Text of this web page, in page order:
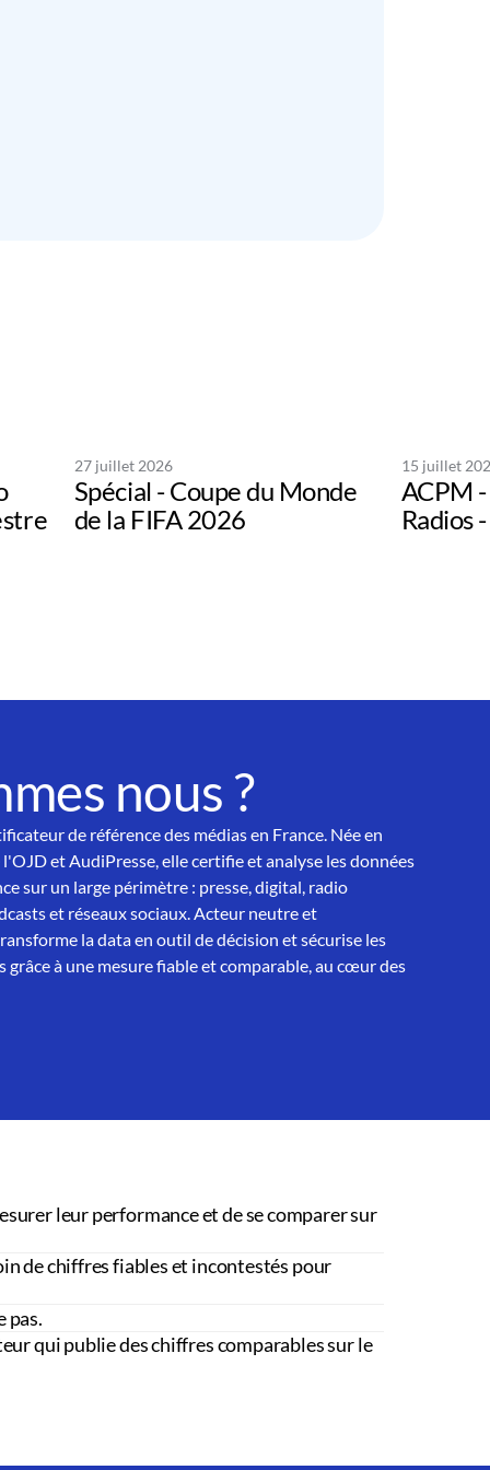
27 juillet 2026
Spécial - Coupe du Monde
de la FIFA 2026
15 juillet
ACPM
Radios
nous ?
de référence des médias en France. Née en
et AudiPresse, elle certifie et analyse les données
sur un large périmètre : presse, digital, radio
et réseaux sociaux. Acteur neutre et
la data en outil de décision et sécurise les
grâce à une mesure fiable et comparable, au cœur des
leur performance et de se comparer sur
de chiffres fiables et incontestés pour
pas.
qui publie des chiffres comparables sur le